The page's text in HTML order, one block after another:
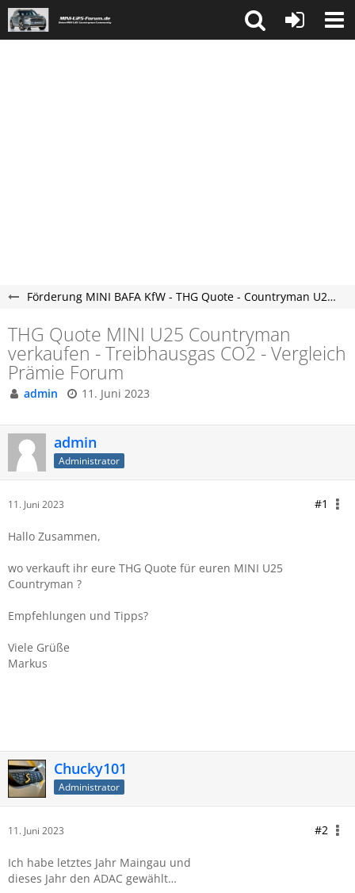
Förderung MINI BAFA KfW - THG Quote - Countryman U25 Forum
THG Quote MINI U25 Countryman
verkaufen - Treibhausgas CO2 - Vergleich
Prämie Forum
admin 11. Juni 2023
admin
Administrator
11. Juni 2023 #1
Hallo Zusammen,
wo verkauft ihr eure THG Quote für euren MINI U25
Countryman ?
Empfehlungen und Tipps?
Viele Grüße
Markus
Chucky101
Administrator
11. Juni 2023 #2
Ich habe letztes Jahr Maingau und
dieses Jahr den ADAC gewählt…